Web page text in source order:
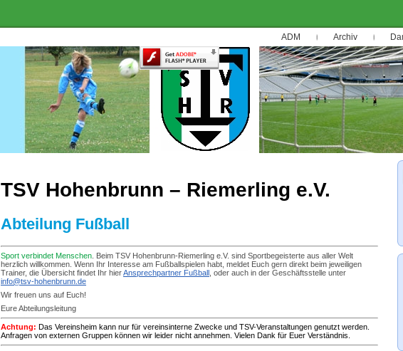
ADM Archiv
TSV Hohenbrunn – Riemerling e.V.
Abteilung Fußball
Sport verbindet Menschen . Beim TSV Hohenbrunn-Riemerling e.V. sind Sportbegeisterte aus aller Welt
herzlich willkommen. Wenn Ihr Interesse am Fußballspielen habt, meldet Euch gern direkt beim jeweiligen
Trainer, die Übersicht findet Ihr hierAnsprechpartner Fußball , oder auch in der Geschäftsstelle unter
info@tsv-hohenbrunn.de
Wir freuen uns auf Euch!
Eure Abteilungsleitung
Achtung: Das Vereinsheim kann nur für vereinsinterne Zwecke und TSV-Veranstaltungen genutzt werden.
Anfragen von externen Gruppen können wir leider nicht annehmen. Vielen Dank für Euer Verständnis.